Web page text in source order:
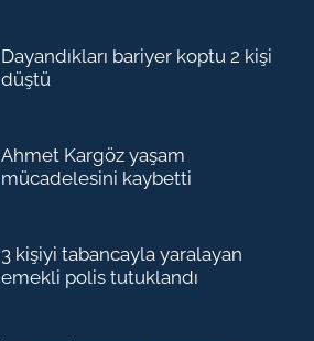
Dayandıkları bariyer koptu 2 kişi
düştü
Ahmet Kargöz yaşam
mücadelesini kaybetti
3 kişiyi tabancayla yaralayan
emekli polis tutuklandı